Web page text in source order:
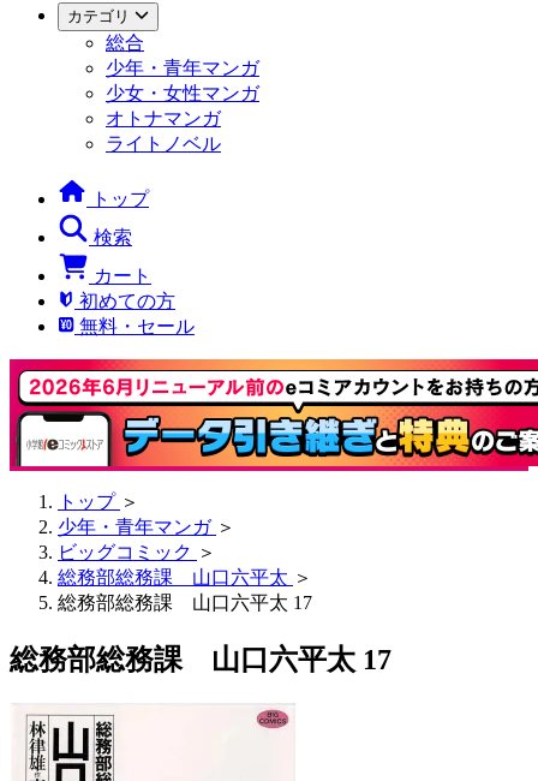
カテゴリ
総合
少年・青年マンガ
少女・女性マンガ
オトナマンガ
ライトノベル
トップ
検索
カート
初めての方
無料・セール
トップ ＞
少年・青年マンガ ＞
ビッグコミック ＞
総務部総務課 山口六平太 ＞
総務部総務課 山口六平太 17
総務部総務課 山口六平太 17